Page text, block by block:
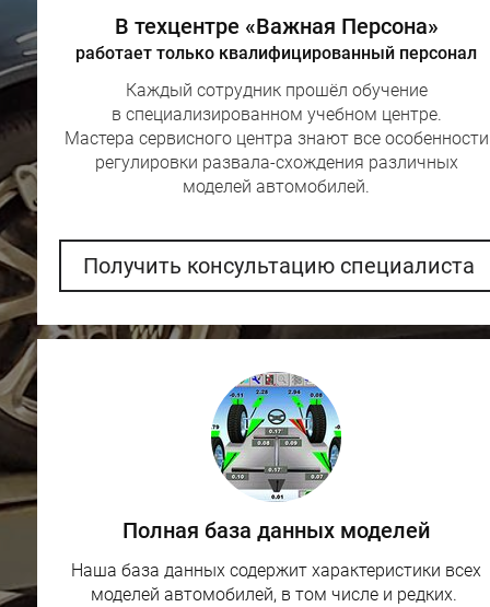
В техцентре «Важная Персона»
работает только квалифицированный персонал
Каждый сотрудник прошёл обучение
в специализированном учебном центре.
Мастера сервисного центра знают все особенности
регулировки развала-схождения различных
моделей автомобилей.
Получить консультацию специалиста
Полная база данных моделей
Наша база данных содержит характеристики всех
моделей автомобилей, в том числе и редких.